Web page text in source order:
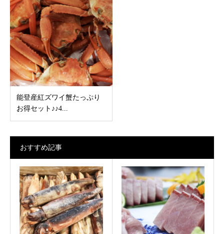
能登産紅ズワイ蟹たっぷり
お得セット♪♪4...
おすすめ記事